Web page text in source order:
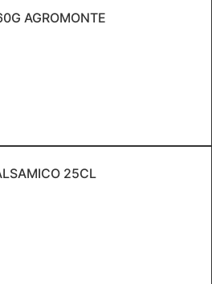
AGROMONTE
25CL